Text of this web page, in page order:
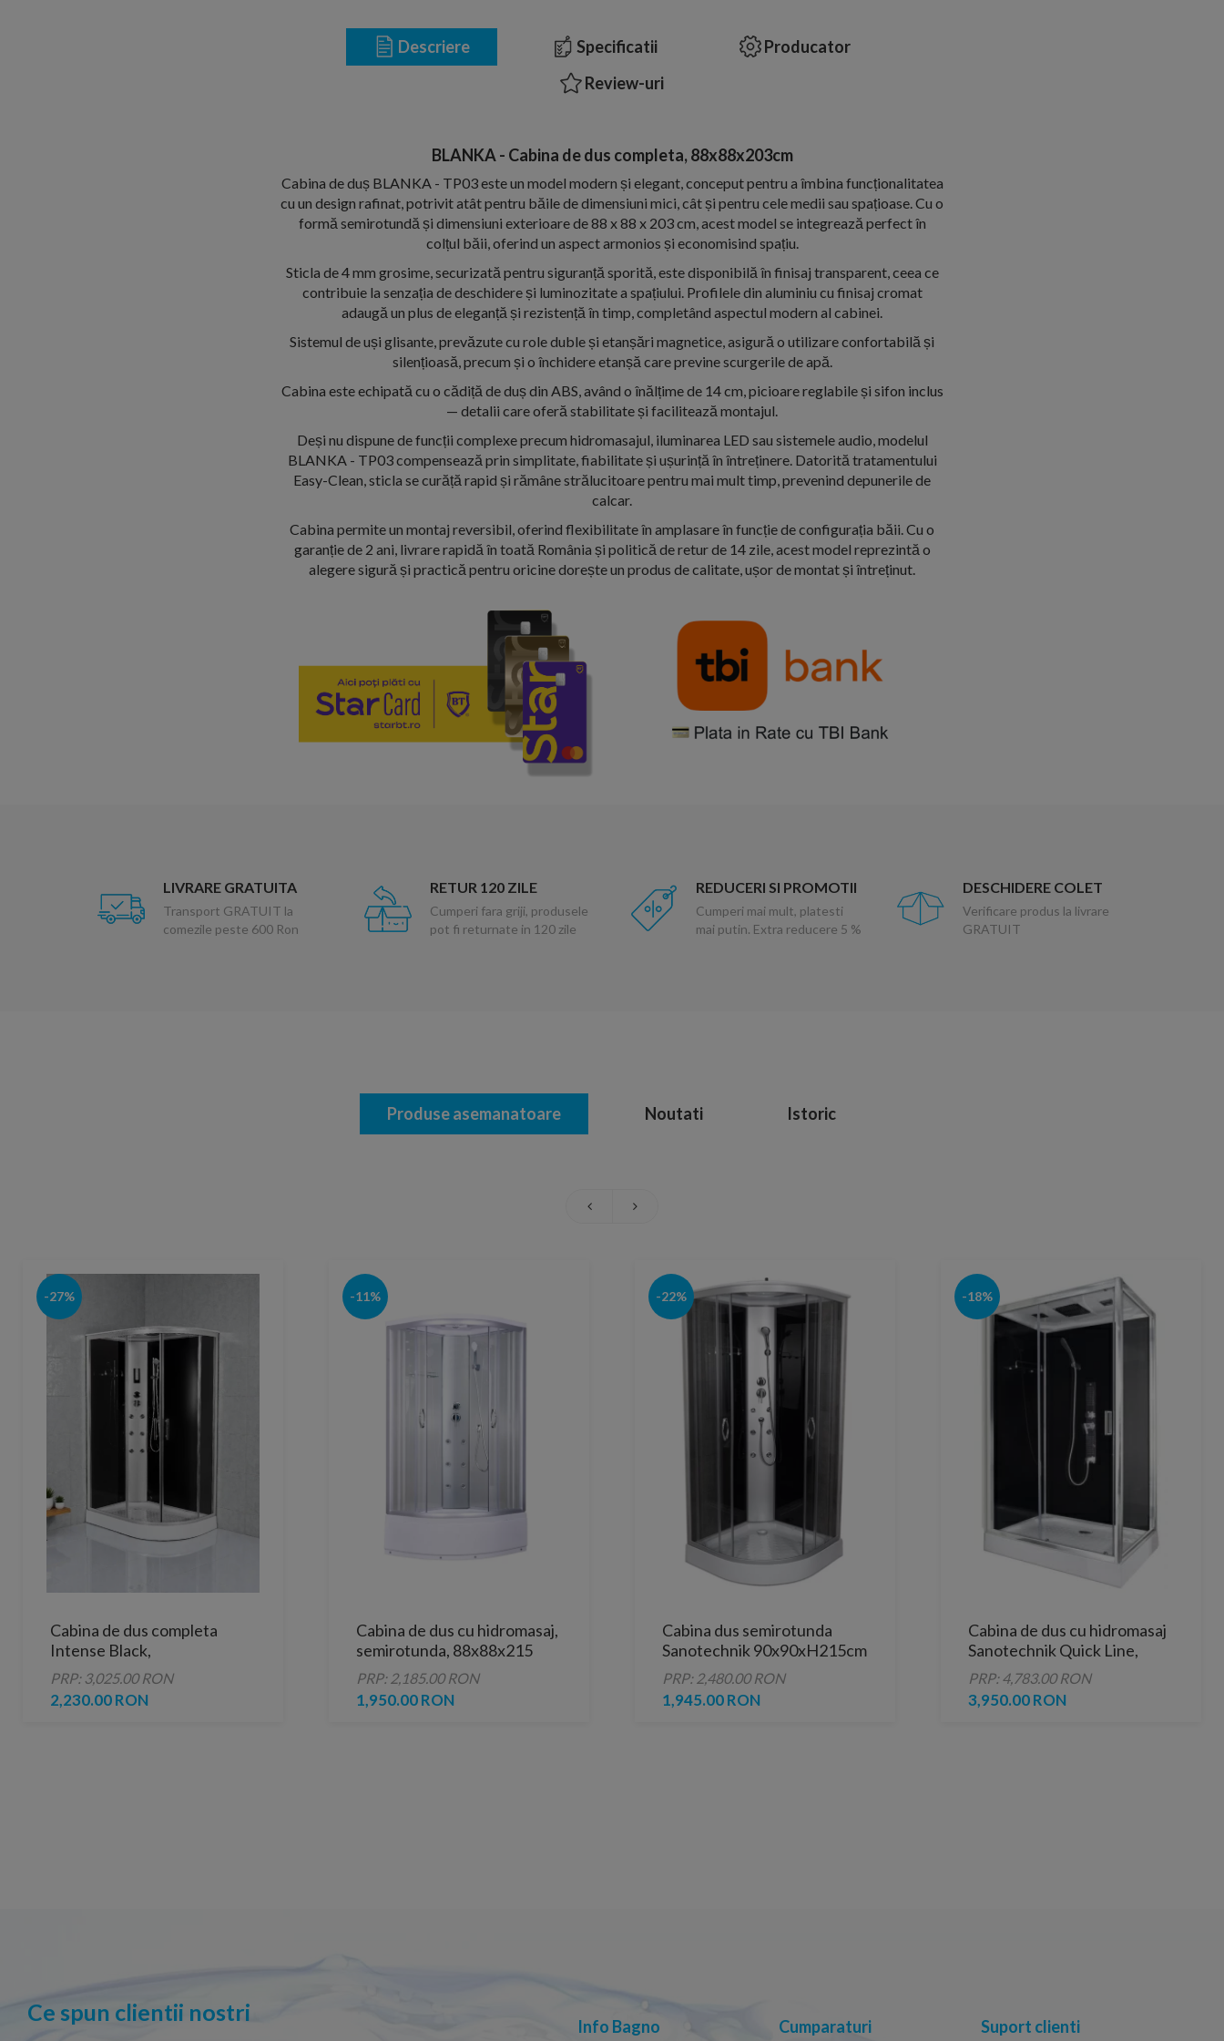
Descriere Specificatii
Producator
Review-uri
BLANKA - Cabina de dus completa, 88x88x203cm
Cabina de duș BLANKA - TP03 este un model modern și elegant, conceput pentru a îmbina funcționalitatea
cu un design rafinat, potrivit atât pentru băile de dimensiuni mici, cât și pentru cele medii sau spațioase. Cu o
formă semirotundă și dimensiuni exterioare de 88 x 88 x 203 cm, acest model se integrează perfect în
colțul băii, oferind un aspect armonios și economisind spațiu.
Sticla de 4 mm grosime, securizată pentru siguranță sporită, este disponibilă în finisaj transparent, ceea ce
contribuie la senzația de deschidere și luminozitate a spațiului. Profilele din aluminiu cu finisaj cromat
adaugă un plus de eleganță și rezistență în timp, completând aspectul modern al cabinei.
Sistemul de uși glisante, prevăzute cu role duble și etanșări magnetice, asigură o utilizare confortabilă și
silențioasă, precum și o închidere etanșă care previne scurgerile de apă.
Cabina este echipată cu o cădiță de duș din ABS, având o înălțime de 14 cm, picioare reglabile și sifon inclus
— detalii care oferă stabilitate și facilitează montajul.
Deși nu dispune de funcții complexe precum hidromasajul, iluminarea LED sau sistemele audio, modelul
BLANKA - TP03 compensează prin simplitate, fiabilitate și ușurință în întreținere. Datorită tratamentului
Easy-Clean, sticla se curăță rapid și rămâne strălucitoare pentru mai mult timp, prevenind depunerile de
calcar.
Cabina permite un montaj reversibil, oferind flexibilitate în amplasare în funcție de configurația băii. Cu o
garanție de 2 ani, livrare rapidă în toată România și politică de retur de 14 zile, acest model reprezintă o
alegere sigură și practică pentru oricine dorește un produs de calitate, ușor de montat și întreținut.
LIVRARE GRATUITA
Transport GRATUIT la
comezile peste 600 Ron
RETUR 120 ZILE
Cumperi fara griji, produsele
pot fi returnate in 120 zile
REDUCERI SI PROMOTII
Cumperi mai mult, platesti
mai putin. Extra reducere 5 %
DESCHIDERE COLET
Verificare produs la livrare
GRATUIT
Produse asemanatoare Noutati Istoric
-27%
Cabina de dus completa
Intense Black,
120x80x210cm, colt stanga
PRP: 3,025.00 RON
2,230.00 RON
-11%
Cabina de dus cu hidromasaj,
semirotunda, 88x88x215
PRP: 2,185.00 RON
1,950.00 RON
-22%
Cabina dus semirotunda
Sanotechnik 90x90xH215cm
cu hidromasaj
PRP: 2,480.00 RON
1,945.00 RON
-18%
Cabina de dus cu hidromasaj
Sanotechnik Quick Line,
completa 80x120x215 cm
PRP: 4,783.00 RON
3,950.00 RON
Ce spun clientii nostri
Info Bagno Cumparaturi Suport clienti